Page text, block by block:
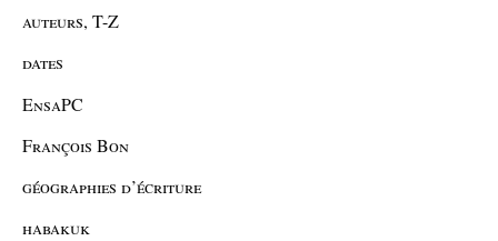
auteurs, T-Z
dates
EnsaPC
François Bon
géographies d’écriture
habakuk